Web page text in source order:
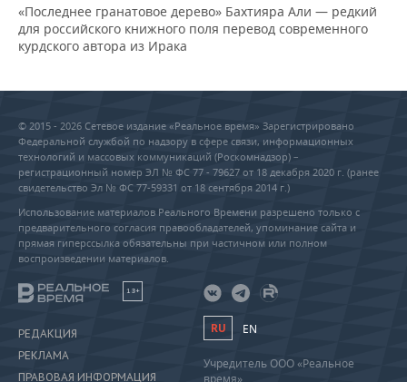
«Последнее гранатовое дерево» Бахтияра Али — редкий
для российского книжного поля перевод современного
курдского автора из Ирака
© 2015 - 2026 Сетевое издание «Реальное время» Зарегистрировано
Федеральной службой по надзору в сфере связи, информационных
технологий и массовых коммуникаций (Роскомнадзор) –
регистрационный номер ЭЛ № ФС 77 - 79627 от 18 декабря 2020 г. (ранее
свидетельство Эл № ФС 77-59331 от 18 сентября 2014 г.)
Использование материалов Реального Времени разрешено только с
предварительного согласия правообладателей, упоминание сайта и
прямая гиперссылка обязательны при частичном или полном
воспроизведении материалов.
18+
РЕДАКЦИЯ
РЕКЛАМА
ПРАВОВАЯ ИНФОРМАЦИЯ
RU EN
Учредитель ООО «Реальное
время»